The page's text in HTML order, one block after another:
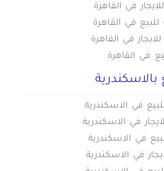
في القاهرة
للبيع في القاهرة
في القاهرة
في القاهرة
بالاسكندرية
في الاسكندرية
في الاسكندرية
في الاسكندرية
في الاسكندرية